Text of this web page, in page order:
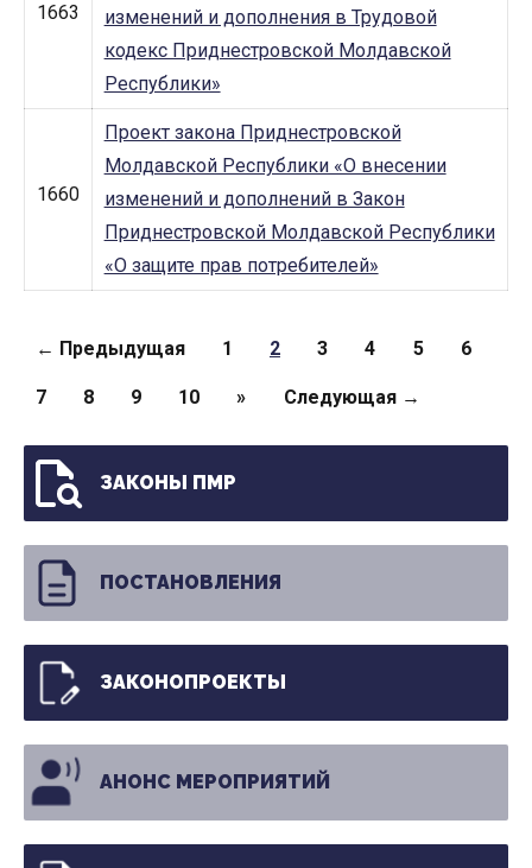
1663
изменений и дополнения в Трудовой
кодекс Приднестровской Молдавской
Республики»
1660
Проект закона Приднестровской
Молдавской Республики «О внесении
изменений и дополнений в Закон
Приднестровской Молдавской Республики
«О защите прав потребителей»
Страницы
← Предыдущая 1 2 3 4 5 6
7 8 9 10 » Следующая →
ЗАКОНЫ ПМР
ПОСТАНОВЛЕНИЯ
ЗАКОНОПРОЕКТЫ
АНОНС МЕРОПРИЯТИЙ